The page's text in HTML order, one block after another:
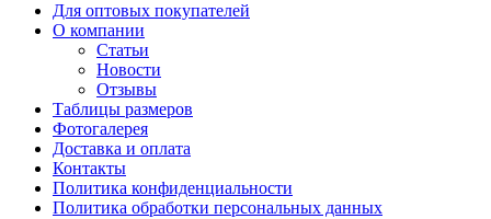
Для оптовых покупателей
О компании
Статьи
Новости
Отзывы
Таблицы размеров
Фотогалерея
Доставка и оплата
Контакты
Политика конфиденциальности
Политика обработки персональных данных